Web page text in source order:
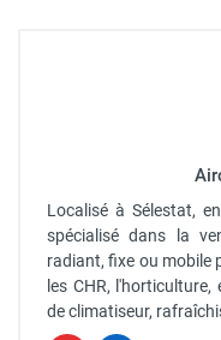
Localisé à Sélestat,
spécialisé dans la
radiant, fixe ou mobile
les CHR,
de climatiseur,